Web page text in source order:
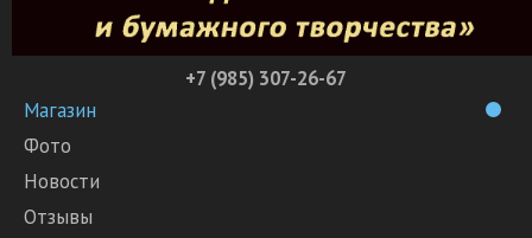
+7 (985) 307-26-67
Магазин
Фото
Новости
Отзывы